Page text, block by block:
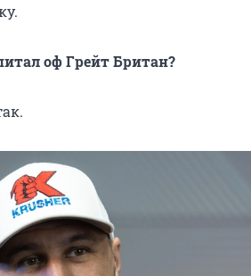
оф Грейт Британ?